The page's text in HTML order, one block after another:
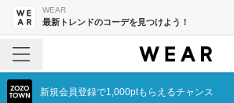
WEAR
最新トレンドのコーデを見つけよう！
新規会員登録で1,000ptもらえるチャンス